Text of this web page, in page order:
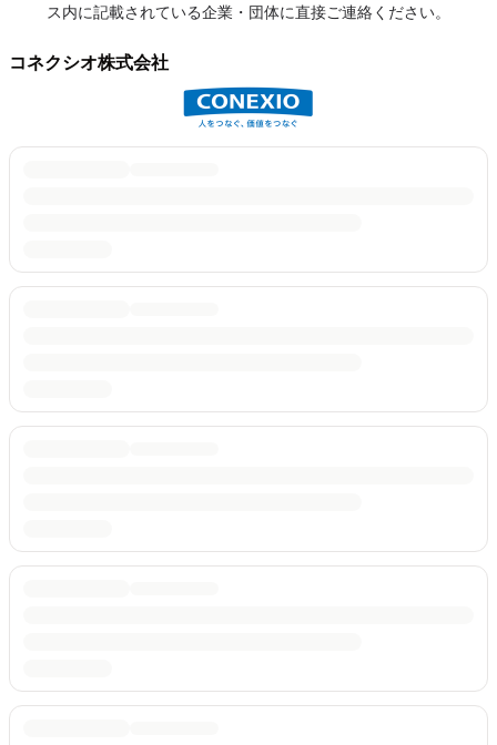
ス内に記載されている企業・団体に直接ご連絡ください。
コネクシオ株式会社